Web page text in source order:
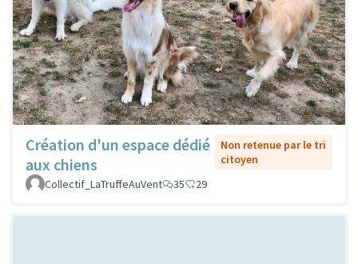
Création d'un espace dédié
aux chiens
Non retenue par le tri
citoyen
Collectif_LaTruffeAuVent
35 29